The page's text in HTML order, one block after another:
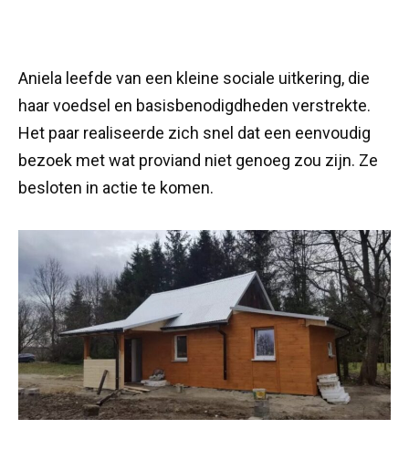
Aniela leefde van een kleine sociale uitkering, die
haar voedsel en basisbenodigdheden verstrekte.
Het paar realiseerde zich snel dat een eenvoudig
bezoek met wat proviand niet genoeg zou zijn. Ze
besloten in actie te komen.